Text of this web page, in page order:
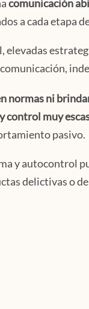
comunicación
a cada etapa
elevadas
normas ni
control muy
pasivo.
y autocontrol
delictivas o